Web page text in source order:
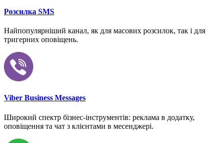
Розсилка SMS
Найпопулярніший канал, як для масових розсилок, так і для
тригерних оповіщень.
Viber Business Messages
Широкий спектр бізнес-інструментів: реклама в додатку,
оповіщення та чат з клієнтами в месенджері.